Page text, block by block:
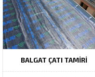
BALGAT ÇATI TAMIRI